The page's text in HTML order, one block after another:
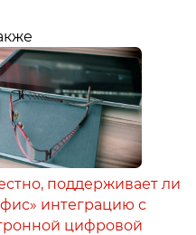
поддерживает ли
интеграцию с
цифровой